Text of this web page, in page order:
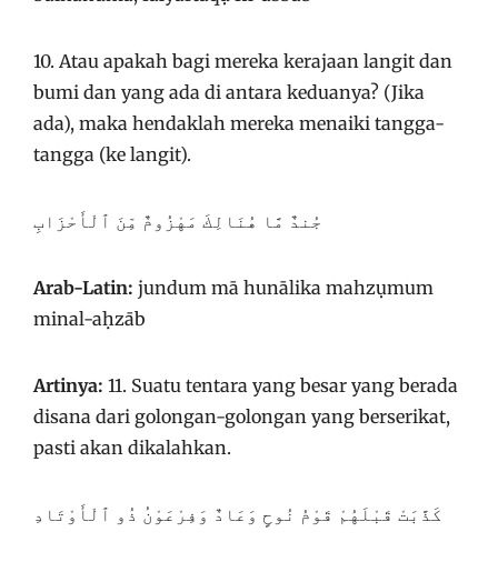
10. Atau apakah bagi mereka kerajaan langit dan
bumi dan yang ada di antara keduanya? (Jika
ada), maka hendaklah mereka menaiki tangga-
tangga (ke langit).
جُندٌ مَّا هُنَالِكَ مَهْزُومٌ مِّنَ ٱلْأَحْزَابِ
Arab-Latin: jundum mā hunālika mahzụmum
minal-aḥzāb
Artinya: 11. Suatu tentara yang besar yang berada
disana dari golongan-golongan yang berserikat,
pasti akan dikalahkan.
كَذَّبَتْ قَبْلَهُمْ قَوْمُ نُوحٍ وَعَادٌ وَفِرْعَوْنُ ذُو ٱلْأَوْتَادِ